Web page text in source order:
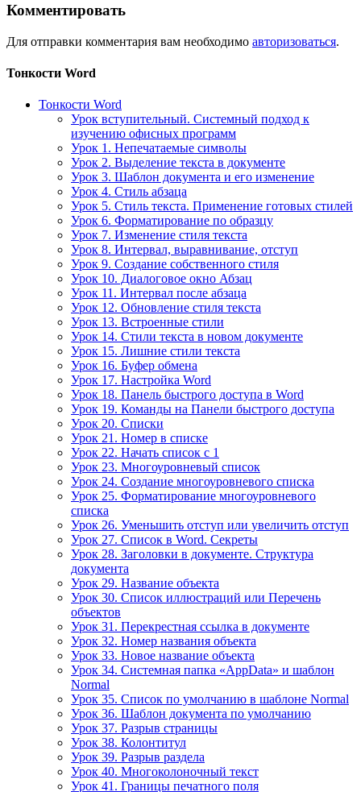
Комментировать
Для отправки комментария вам необходимо авторизоваться.
Тонкости Word
Тонкости Word
Урок вступительный. Системный подход к
изучению офисных программ
Урок 1. Непечатаемые символы
Урок 2. Выделение текста в документе
Урок 3. Шаблон документа и его изменение
Урок 4. Стиль абзаца
Урок 5. Стиль текста. Применение готовых стилей
Урок 6. Форматирование по образцу
Урок 7. Изменение стиля текста
Урок 8. Интервал, выравнивание, отступ
Урок 9. Создание собственного стиля
Урок 10. Диалоговое окно Абзац
Урок 11. Интервал после абзаца
Урок 12. Обновление стиля текста
Урок 13. Встроенные стили
Урок 14. Стили текста в новом документе
Урок 15. Лишние стили текста
Урок 16. Буфер обмена
Урок 17. Настройка Word
Урок 18. Панель быстрого доступа в Word
Урок 19. Команды на Панели быстрого доступа
Урок 20. Списки
Урок 21. Номер в списке
Урок 22. Начать список с 1
Урок 23. Многоуровневый список
Урок 24. Создание многоуровневого списка
Урок 25. Форматирование многоуровневого
списка
Урок 26. Уменьшить отступ или увеличить отступ
Урок 27. Список в Word. Секреты
Урок 28. Заголовки в документе. Структура
документа
Урок 29. Название объекта
Урок 30. Список иллюстраций или Перечень
объектов
Урок 31. Перекрестная ссылка в документе
Урок 32. Номер названия объекта
Урок 33. Новое название объекта
Урок 34. Системная папка «AppData» и шаблон
Normal
Урок 35. Список по умолчанию в шаблоне Normal
Урок 36. Шаблон документа по умолчанию
Урок 37. Разрыв страницы
Урок 38. Колонтитул
Урок 39. Разрыв раздела
Урок 40. Многоколоночный текст
Урок 41. Границы печатного поля